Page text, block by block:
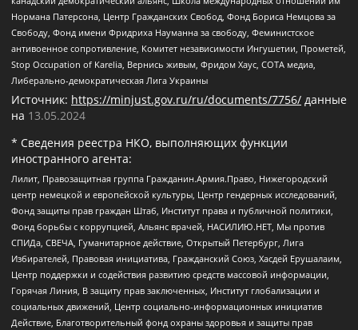
Нормана Патерсона, Центр Гражданских Свобод, Фонд Бориса Немцова за
Свободу, Фонд имени Фридриха Науманна за свободу, Феминистское
антивоенное сопротивление, Комитет независимости Ингушетии, Прометей,
Stop Occupation of Karelia, Вернись живым, Фридом Хаус, СОТА медиа,
Либерально-демократическая Лига Украины
Источник: https://minjust.gov.ru/ru/documents/7756/ данные
на 13.05.2024
* Сведения реестра НКО, выполняющих функции
иностранного агента:
Лилит, Правозащитная группа Гражданин.Армия.Право, Нижегородский
центр немецкой и европейской культуры, Центр гендерных исследований,
Фонд защиты прав граждан Штаб, Институт права и публичной политики,
Фонд борьбы с коррупцией, Альянс врачей, НАСИЛИЮ.НЕТ, Мы против
СПИДа, СВЕЧА, Гуманитарное действие, Открытый Петербург, Лига
Избирателей, Правовая инициатива, Гражданский Союз, Хасдей Ерушалаим,
Центр поддержки и содействия развитию средств массовой информации,
Горячая Линия, В защиту прав заключенных, Институт глобализации и
социальных движений, Центр социально-информационных инициатив
Действие, Благотворительный фонд охраны здоровья и защиты прав